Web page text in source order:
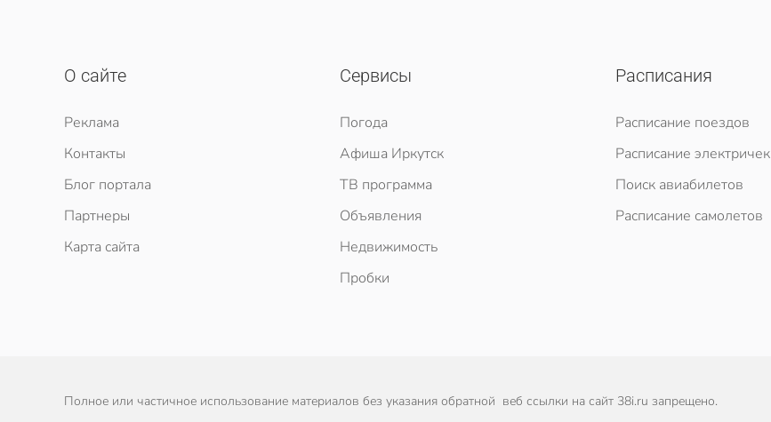
О сайте
Реклама
Контакты
Блог портала
Партнеры
Карта сайта
Сервисы
Погода
Афиша Иркутск
ТВ программа
Объявления
Недвижимость
Пробки
Расписания
Расписание поездов
Расписание электричек
Поиск авиабилетов
Расписание самолетов
Полное или частичное использование материалов без указания обратной веб ссылки на сайт 38i.ru запрещено.